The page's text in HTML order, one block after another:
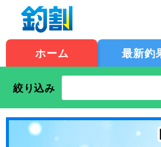
ホーム 最新釣
絞り込み